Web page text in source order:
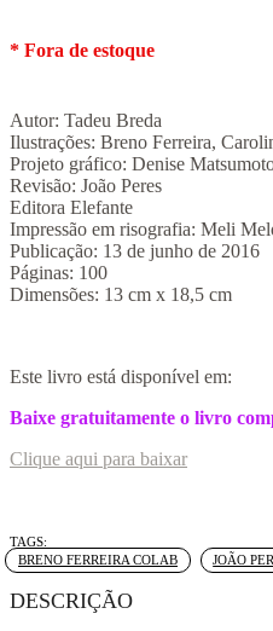
Fora de estoque
Autor: Tadeu Breda
Ilustrações: Breno Ferreira,
Projeto gráfico: Denise
Revisão: João Peres
Editora Elefante
Impressão em risografia: Meli
Publicação: 13 de junho de 2016
Páginas: 100
Dimensões: 13 cm x 18,5 cm
Este livro está disponível em:
Baixe gratuitamente o livro
Clique aqui para baixar
Tags:
BRENO FERREIRA COLAB , JOÃO
DESCRIÇÃO